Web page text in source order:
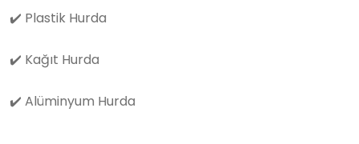
✔️ Plastik Hurda
✔️ Kağıt Hurda
✔️ Alüminyum Hurda